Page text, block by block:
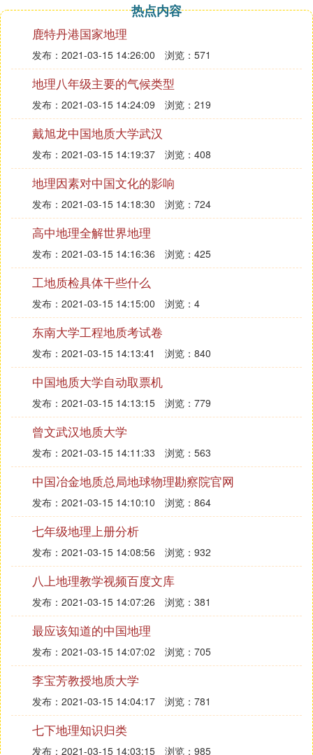
热点内容
鹿特丹港国家地理
发布：2021-03-15 14:26:00 浏览：571
地理八年级主要的气候类型
发布：2021-03-15 14:24:09 浏览：219
戴旭龙中国地质大学武汉
发布：2021-03-15 14:19:37 浏览：408
地理因素对中国文化的影响
发布：2021-03-15 14:18:30 浏览：724
高中地理全解世界地理
发布：2021-03-15 14:16:36 浏览：425
工地质检具体干些什么
发布：2021-03-15 14:15:00 浏览：4
东南大学工程地质考试卷
发布：2021-03-15 14:13:41 浏览：840
中国地质大学自动取票机
发布：2021-03-15 14:13:15 浏览：779
曾文武汉地质大学
发布：2021-03-15 14:11:33 浏览：563
中国冶金地质总局地球物理勘察院官网
发布：2021-03-15 14:10:10 浏览：864
七年级地理上册分析
发布：2021-03-15 14:08:56 浏览：932
八上地理教学视频百度文库
发布：2021-03-15 14:07:26 浏览：381
最应该知道的中国地理
发布：2021-03-15 14:07:02 浏览：705
李宝芳教授地质大学
发布：2021-03-15 14:04:17 浏览：781
七下地理知识归类
发布：2021-03-15 14:03:15 浏览：985